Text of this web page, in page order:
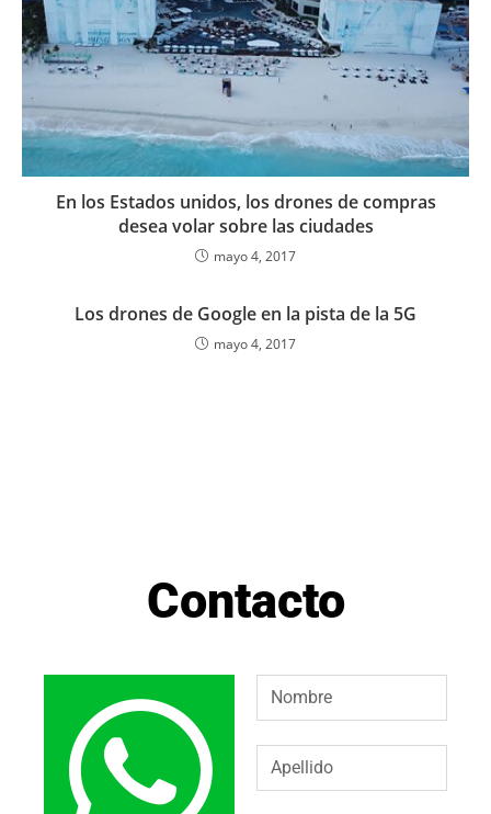
En los Estados unidos, los drones de compras
desea volar sobre las ciudades
mayo 4, 2017
Los drones de Google en la pista de la 5G
mayo 4, 2017
Contacto